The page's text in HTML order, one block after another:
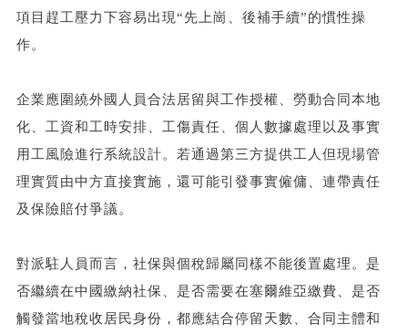
項目趕工壓力下容易出現“先上崗、後補手續”的慣性操
作。
企業應圍繞外國人員合法居留與工作授權、勞動合同本地
化、工資和工時安排、工傷責任、個人數據處理以及事實
用工風險進行系統設計。若通過第三方提供工人但現場管
理實質由中方直接實施，還可能引發事實僱傭、連帶責任
及保險賠付爭議。
對派駐人員而言，社保與個稅歸屬同樣不能後置處理。是
否繼續在中國繳納社保、是否需要在塞爾維亞繳費、是否
觸發當地稅收居民身份，都應結合停留天數、合同主體和